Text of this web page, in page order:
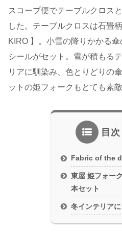
スコープ便でテーブルクロス
した。テーブルクロスは石畳
KIRO 】。小雪の降りかかる
シールがセット。雪が積もる
リアに馴染み、色とりどりの
ットの姫フォークもとても素敵
目次
Fabric of the
東屋 姫フォー
本セット
冬インテリアに